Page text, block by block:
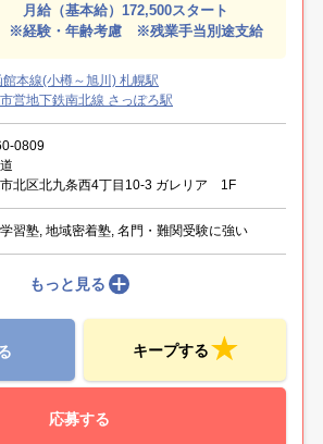
基本給）172,500スタート
・年齢考慮 ※残業手当別途支給
館本線(小樽～旭川) 札幌駅
営地下鉄南北線 さっぽろ駅
0809
北区北九条西4丁目10-3 ガレリア 1F
習塾, 地域密着塾, 名門・難関受験に強い
もっと見る
キープする
応募する